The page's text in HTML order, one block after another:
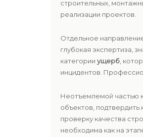
строительных,
реализации проектов.
Отдельное
глубокая экспертиза,
категории ущерб ,
инцидентов.
Неотъемлемой частью
объектов,
проверку качества
необходима как на